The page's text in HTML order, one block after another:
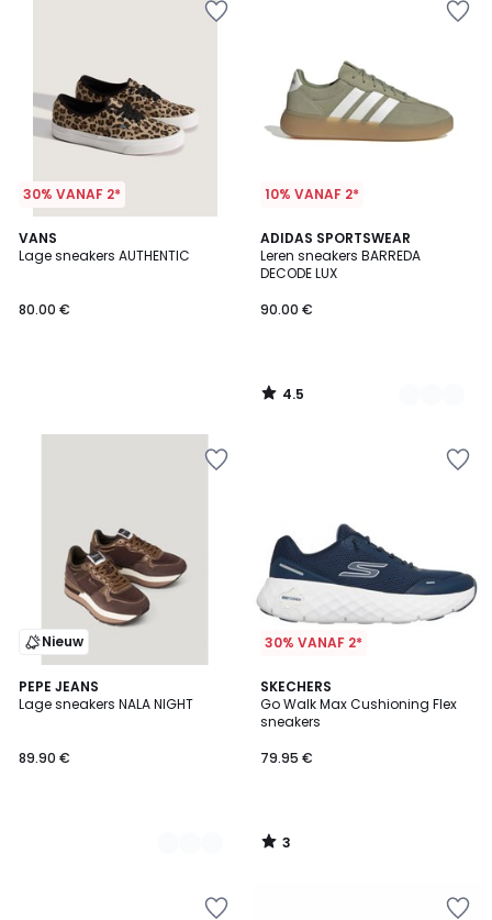
30% VANAF 2*
VANS
Lage sneakers AUTHENTIC
80.00 €
10% VANAF 2*
ADIDAS SPORTSWEAR
Leren sneakers BARREDA
DECODE LUX
90.00 €
4.5
/ 5
2
Kleuren
4.5
/
Nieuw
PEPE JEANS
Lage sneakers NALA NIGHT
89.90 €
2
Kleuren
30% VANAF 2*
SKECHERS
Go Walk Max Cushioning Flex
sneakers
79.95 €
3
/
5
3
/